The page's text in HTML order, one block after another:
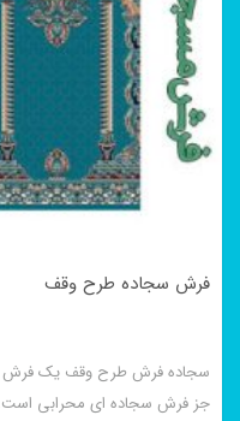
فرش سجاده طرح وقف
سجاده فرش طرح وقف یک فرش
جز فرش سجاده ای محرابی